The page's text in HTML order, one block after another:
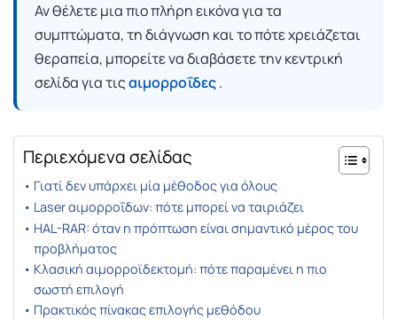
Αν θέλετε μια πιο πλήρη εικόνα για τα
συμπτώματα, τη διάγνωση και το πότε χρειάζεται
θεραπεία, μπορείτε να διαβάσετε την κεντρική
σελίδα για τιςαιμορροΐδες.
Περιεχόμενα σελίδας
Γιατί δεν υπάρχει μία μέθοδος για όλους
Laser αιμορροΐδων: πότε μπορεί να ταιριάζει
HAL-RAR: όταν η πρόπτωση είναι σημαντικό μέρος του
προβλήματος
Κλασική αιμορροϊδεκτομή: πότε παραμένει η πιο
σωστή επιλογή
Πρακτικός πίνακας επιλογής μεθόδου